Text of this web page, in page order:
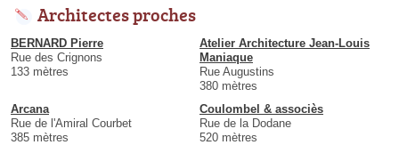
Architectes proches
BERNARD Pierre
Rue des Crignons
133 mètres
Atelier Architecture Jean-Louis
Maniaque
Rue Augustins
380 mètres
Arcana
Rue de l'Amiral Courbet
385 mètres
Coulombel & associès
Rue de la Dodane
520 mètres